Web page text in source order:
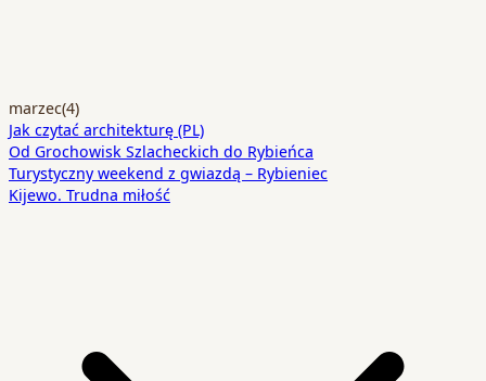
marzec(4)
Jak czytać architekturę (PL)
Od Grochowisk Szlacheckich do Rybieńca
Turystyczny weekend z gwiazdą – Rybieniec
Kijewo. Trudna miłość